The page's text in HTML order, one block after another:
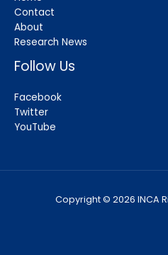
Contact
About
Research News
Follow Us
Facebook
Twitter
YouTube
Copyright © 2026 INCA